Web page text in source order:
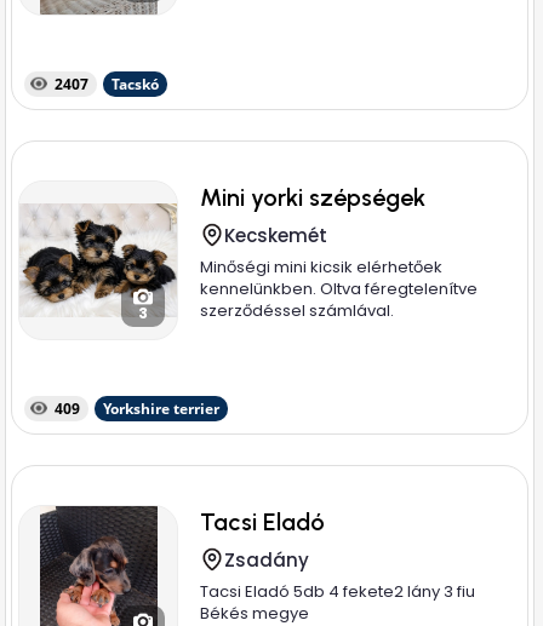
2407 Tacskó
3
Mini yorki szépségek
Kecskemét
Minőségi mini kicsik elérhetőek
kennelünkben. Oltva féregtelenítve
szerződéssel számlával.
409 Yorkshire terrier
Tacsi Eladó
Zsadány
Tacsi Eladó 5db 4 fekete2 lány 3 fiu
Békés megye